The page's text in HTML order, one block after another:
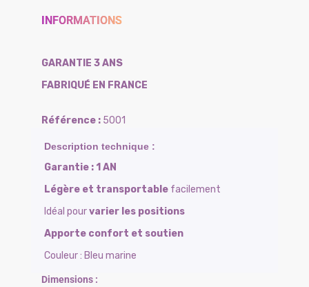
INFORMATIONS
GARANTIE 3 ANS
FABRIQUÉ EN FRANCE
5001
Garantie : 1 AN
Légère et transportable facilement
Idéal pourvarier les positions
Apporte confort et soutien
Couleur : Bleu marine